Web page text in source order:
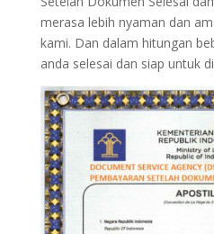
merasa lebih nyaman dan
kami. Dan dalam hitungan
anda selesai dan siap untuk